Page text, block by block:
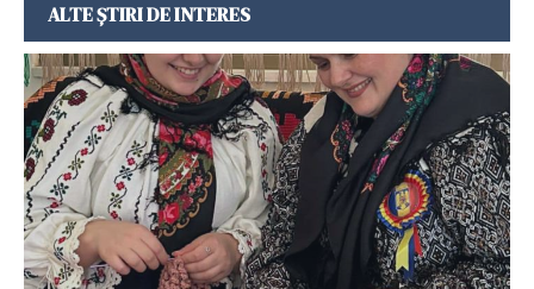
ALTE ȘTIRI DE INTERES